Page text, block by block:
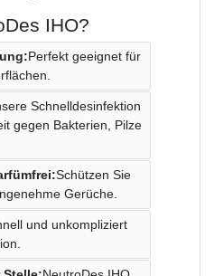
IHO?
Perfekt geeignet für
Schnelldesinfektion
gegen Bakterien, Pilze
Schützen Sie
Gerüche.
und unkompliziert